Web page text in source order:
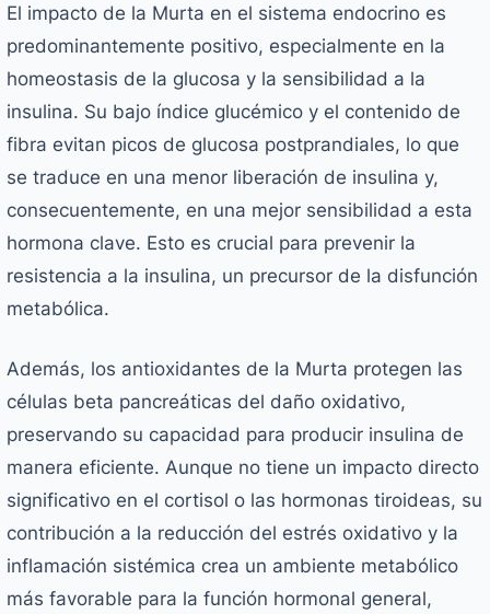
El impacto de la Murta en el sistema endocrino es
predominantemente positivo, especialmente en la
homeostasis de la glucosa y la sensibilidad a la
insulina. Su bajo índice glucémico y el contenido de
fibra evitan picos de glucosa postprandiales, lo que
se traduce en una menor liberación de insulina y,
consecuentemente, en una mejor sensibilidad a esta
hormona clave. Esto es crucial para prevenir la
resistencia a la insulina, un precursor de la disfunción
metabólica.
Además, los antioxidantes de la Murta protegen las
células beta pancreáticas del daño oxidativo,
preservando su capacidad para producir insulina de
manera eficiente. Aunque no tiene un impacto directo
significativo en el cortisol o las hormonas tiroideas, su
contribución a la reducción del estrés oxidativo y la
inflamación sistémica crea un ambiente metabólico
más favorable para la función hormonal general,